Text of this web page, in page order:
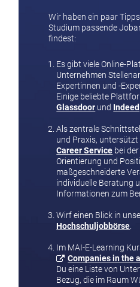
Wir haben ein paar
Studium passende
findest:
Es gibt viele Online-
Unternehmen
Expertinnen und -
Einige beliebte
Glassdoor und Indeed
Als zentrale
und Praxis,
Career Service bei
Orientierung und
maßgeschneiderte
individuelle Beratung
Informationen zum
Wirf einen Blick in
Hochschuljobbörse
Im MAI-E-Learning
Companies in the
Du eine Liste von
Bezug, die im Raum